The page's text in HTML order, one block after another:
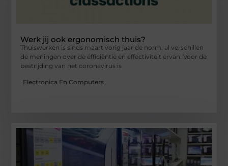
Werk jij ook ergonomisch thuis?
Thuiswerken is sinds maart vorig jaar de norm, al verschillen
de meningen over de efficiëntie en effectiviteit ervan. Voor de
bestrijding van het coronavirus is
Electronica En Computers